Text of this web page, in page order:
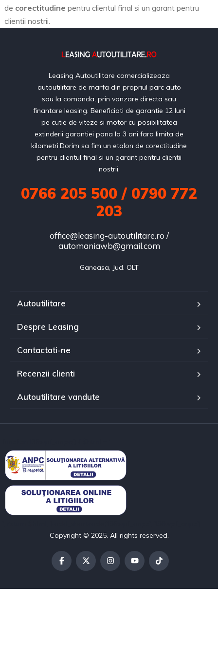
de corectitudine pentru clientul final si un garant pentru
clientii nostrii.
Leasing Autoutilitare comercializeaza
autoutilitare de marfa din propriul parc auto
sau la comanda, prin vanzare directa sau
finantare leasing. Beneficiati de garantie 12 luni
pe cutie de viteze si motor cu posibilitatea
extinderii garantiei pana la 3 ani fara limita de
kilometri.Dorim sa fim un etalon de corectitudine
pentru clientul final si un garant pentru clientii
nostrii.
0766 205 500 / 0790 772
203
office@leasing-autoutilitare.ro /
automaniawb@gmail.com
Ganeasa, Jud. OLT
Autoutilitare
Despre Leasing
Contactati-ne
Recenzii clienti
Autoutilitare vandute
Copyright © 2025. All rights reserved.